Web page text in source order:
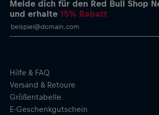
Farben der südafrikanischen Flagge
Kurze Ärmel
Melde dich für den Red Bull Shop
und erhalte15% Rabatt
Hilfe & FAQ
Versand & Retoure
Größentabelle
E-Geschenkgutschein